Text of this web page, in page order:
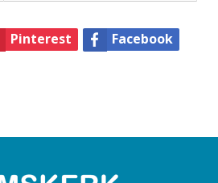
Pinterest
Facebook